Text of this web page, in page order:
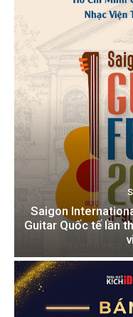
Saigon
Guitar Quốc tế lần